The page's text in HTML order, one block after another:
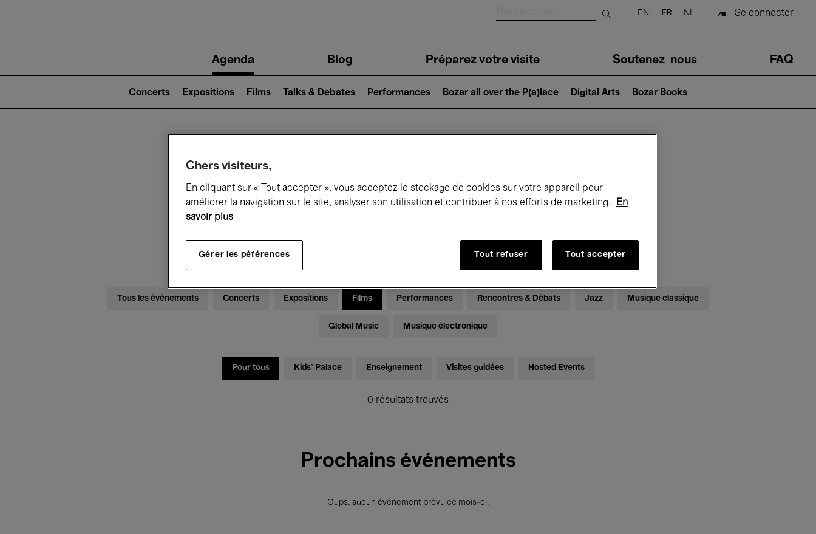
Submit search
EN FR NL Se connecter
navigationAgenda Blog Préparez votre visite Soutenez-nous FAQ
2)
Concerts Expositions Films Talks & Debates Performances Bozar all over the P(a)lace Digital Arts Bozar Books
Ce qui se passe à Bozar
Tous les événements Concerts Expositions Films Performances Rencontres & Débats Jazz Musique classique
Global Music Musique électronique
Pour tous Kids’ Palace Enseignement Visites guidées Hosted Events
0 résultats trouvés
Prochains événements
Oups, aucun événement prévu ce mois-ci.
Chers visiteurs,
En cliquant sur « Tout accepter », vous acceptez le stockage de cookies sur votre appareil pour
améliorer la navigation sur le site, analyser son utilisation et contribuer à nos efforts de marketing.
En
savoir plus
Gérer les péférences Tout refuser Tout accepter